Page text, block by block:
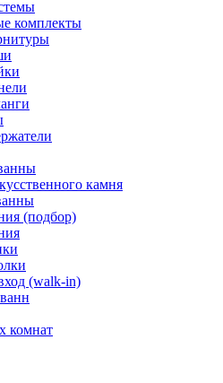
комплекты
камня
(подбор)
(walk-in)
комнат